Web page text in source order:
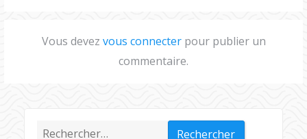
Vous devez vous connecterpour publier un
commentaire.
Rechercher :